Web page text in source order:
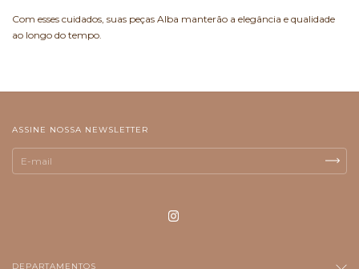
Com esses cuidados, suas peças Alba manterão a elegância e qualidade
ao longo do tempo.
ASSINE NOSSA NEWSLETTER
DEPARTAMENTOS